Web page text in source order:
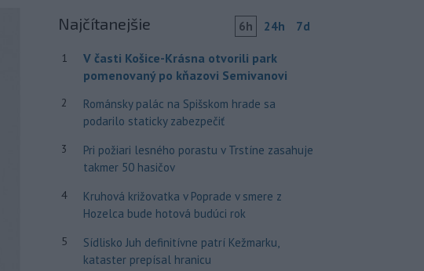
Najčítanejšie 6h 24h 7d
1
V časti Košice-Krásna otvorili park
pomenovaný po kňazovi Semivanovi
2
Románsky palác na Spišskom hrade sa
podarilo staticky zabezpečiť
3
Pri požiari lesného porastu v Trstíne zasahuje
takmer 50 hasičov
4
Kruhová križovatka v Poprade v smere z
Hozelca bude hotová budúci rok
5
Sídlisko Juh definitívne patrí Kežmarku,
kataster prepísal hranicu